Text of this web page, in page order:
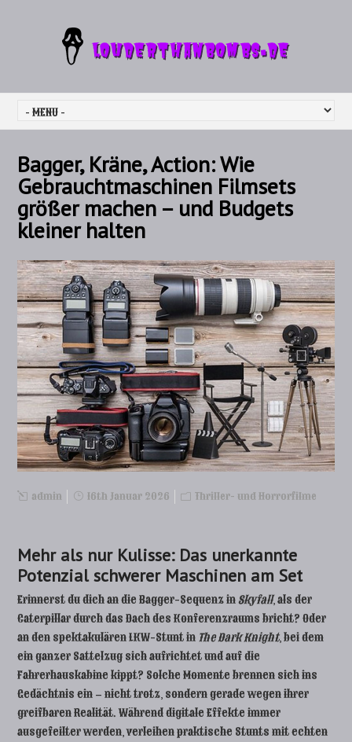
Bagger, Kräne, Action: Wie
Gebrauchtmaschinen Filmsets
größer machen – und Budgets
kleiner halten
admin 16th Januar 2026 Thriller- und Horrorfilme
Mehr als nur Kulisse: Das unerkannte
Potenzial schwerer Maschinen am Set
Erinnerst du dich an die Bagger-Sequenz inSkyfall, als der
Caterpillar durch das Dach des Konferenzraums bricht? Oder
an den spektakulären LKW-Stunt in The Dark Knight, bei dem
ein ganzer Sattelzug sich aufrichtet und auf die
Fahrerhauskabine kippt? Solche Momente brennen sich ins
Gedächtnis ein – nicht trotz, sondern gerade wegen ihrer
greifbaren Realität. Während digitale Effekte immer
ausgefeilter werden, verleihen praktische Stunts mit echten